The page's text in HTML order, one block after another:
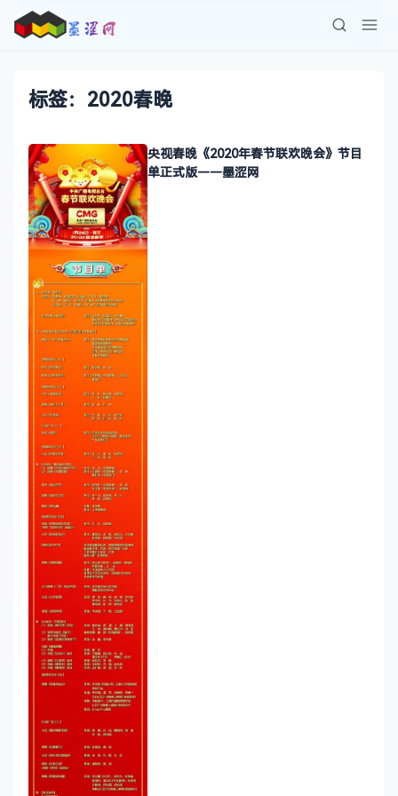
标签：2020春晚
央视春晚《2020年春节联欢晚会》节目
单正式版——墨涩网